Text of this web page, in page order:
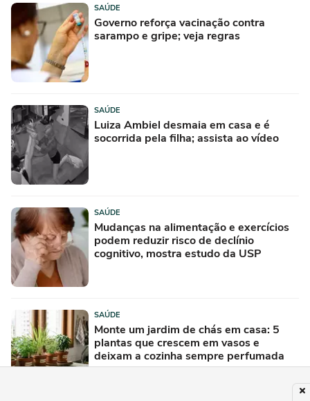
SAÚDE
Governo reforça vacinação contra
sarampo e gripe; veja regras
SAÚDE
Luiza Ambiel desmaia em casa e é
socorrida pela filha; assista ao vídeo
SAÚDE
Mudanças na alimentação e exercícios
podem reduzir risco de declínio
cognitivo, mostra estudo da USP
SAÚDE
Monte um jardim de chás em casa: 5
plantas que crescem em vasos e
deixam a cozinha sempre perfumada